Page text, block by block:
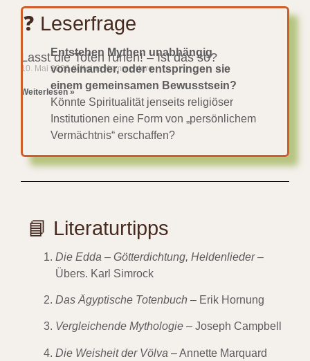
Lasst die Toten ruhen! – Ist das so?
10. Mai 2026 Keine Kommentare
Weiterlesen »
❓ Leserfrage
Entstehen Mythen unabhängig
voneinander, oder entspringen sie
einem gemeinsamen Bewusstsein?
Könnte Spiritualität jenseits religiöser
Institutionen eine Form von „persönlichem
Vermächtnis“ erschaffen?
📘 Literaturtipps
Die Edda – Götterdichtung, Heldenlieder–
Übers. Karl Simrock
Das Ägyptische Totenbuch – Erik Hornung
Vergleichende Mythologie – Joseph Campbell
Die Weisheit der Völva – Annette Marquard